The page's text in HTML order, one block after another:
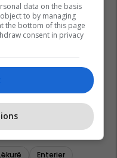
Enterier
data on the basis
to by managing
the bottom of this page
consent in privacy